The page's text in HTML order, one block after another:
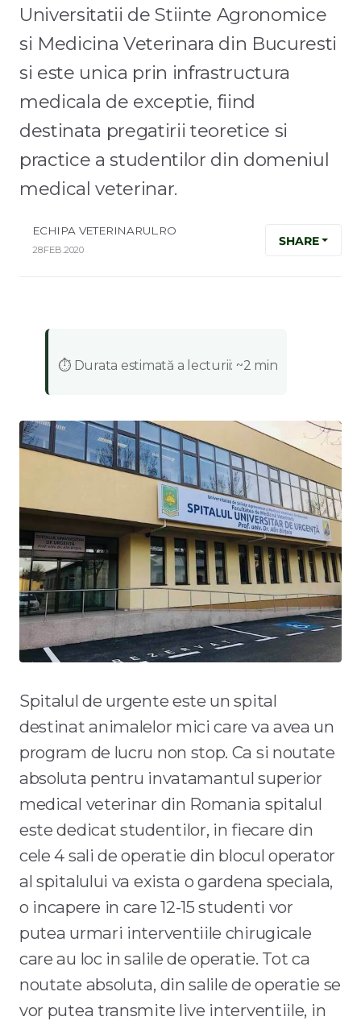
Universitatii de Stiinte Agronomice
si Medicina Veterinara din Bucuresti
si este unica prin infrastructura
medicala de exceptie, fiind
destinata pregatirii teoretice si
practice a studentilor din domeniul
medical veterinar.
ECHIPA VETERINARUL.RO
28.FEB.2020
SHARE
⏱️ Durata estimată a lecturii: ~2 min
Spitalul de urgente este un spital
destinat animalelor mici care va avea un
program de lucru non stop. Ca si noutate
absoluta pentru invatamantul superior
medical veterinar din Romania spitalul
este dedicat studentilor, in fiecare din
cele 4 sali de operatie din blocul operator
al spitalului va exista o gardena speciala,
o incapere in care 12-15 studenti vor
putea urmari interventiile chirugicale
care au loc in salile de operatie. Tot ca
noutate absoluta, din salile de operatie se
vor putea transmite live interventiile, in